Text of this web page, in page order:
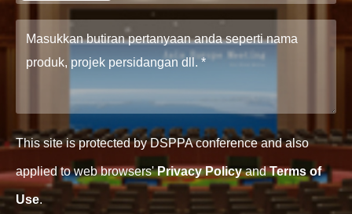
This site is protected by DSPPA conference and also
applied to web browsers'Privacy PolicyandTerms of
Use.